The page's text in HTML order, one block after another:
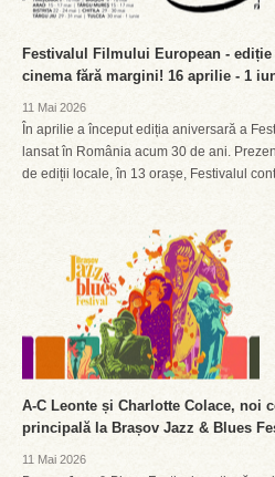
Festivalul Filmului European -
cinema fără margini! 16 aprilie - 1
11 Mai 2026
În aprilie a început ediția aniversară a
lansat în România acum 30 de ani.
de ediții locale, în 13 orașe, Festivalul
A-C Leonte și Charlotte Colace, noi
principală la Brașov Jazz & Blues
11 Mai 2026